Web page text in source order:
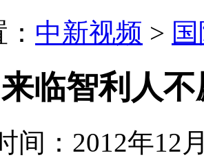
中新视频 >
临智利人不
间：2012年12